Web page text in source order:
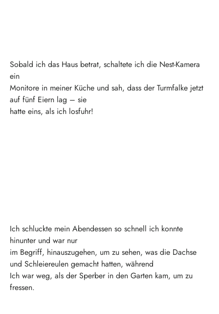
Sobald ich das Haus betrat, schaltete ich die Nest-Kamera
ein
Monitore in meiner Küche und sah, dass der Turmfalke jetzt
auf fünf Eiern lag – sie
hatte eins, als ich losfuhr!
Ich schluckte mein Abendessen so schnell ich konnte
hinunter und war nur
im Begriff, hinauszugehen, um zu sehen, was die Dachse
und Schleiereulen gemacht hatten, während
Ich war weg, als der Sperber in den Garten kam, um zu
fressen.